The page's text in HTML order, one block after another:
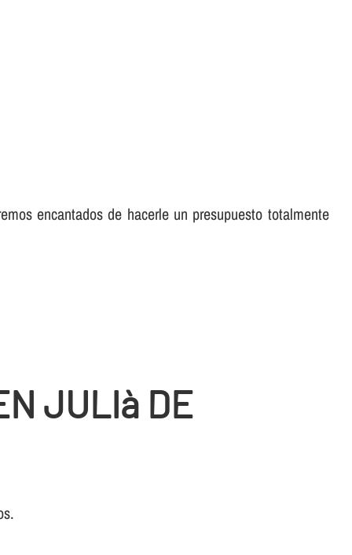
encantados de hacerle un presupuesto totalmente
JULIà DE